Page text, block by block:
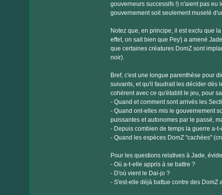
gouverneurs successifs !) n'aient pas eu
gouvernement soit seulement muselé
Notez que, en principe, il est exclu que
effet, on sait bien que Pey'j a amené
que certaines créatures DomZ sont
noir).
Bref, c'est une longue parenthèse pour
suivants, et qu'il faudrait les décider dès
cohérent avec ce qu'établit le jeu, pour
- Quand et comment sont arrivés les
- Quand ont-elles mis le gouvernement
puissantes et autonomes par le passé,
- Depuis combien de temps la guerre a-
- Quand les espèces DomZ "cachées"
Pour les questions relatives à Jade,
- Où a-t-elle appris à se battre ?
- D'où vient le Dai-jo ?
- S'est-elle déjà battue contre des DomZ